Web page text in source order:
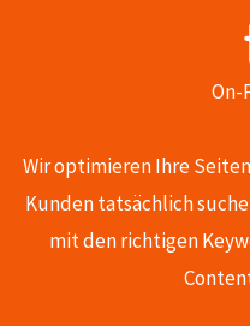
On-
Wir optimieren Ihre
Kunden tatsächlich
mit den richtigen